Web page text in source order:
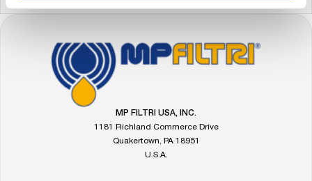
FOOTER
Go
to
the
MP FILTRI USA, INC.
1181 Richland Commerce Drive
Quakertown, PA 18951
U.S.A.